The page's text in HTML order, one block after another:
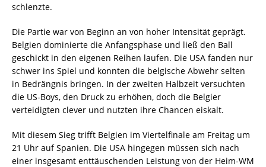
schlenzte.
Die Partie war von Beginn an von hoher Intensität geprägt.
Belgien dominierte die Anfangsphase und ließ den Ball
geschickt in den eigenen Reihen laufen. Die USA fanden nur
schwer ins Spiel und konnten die belgische Abwehr selten
in Bedrängnis bringen. In der zweiten Halbzeit versuchten
die US-Boys, den Druck zu erhöhen, doch die Belgier
verteidigten clever und nutzten ihre Chancen eiskalt.
Mit diesem Sieg trifft Belgien im Viertelfinale am Freitag um
21 Uhr auf Spanien. Die USA hingegen müssen sich nach
einer insgesamt enttäuschenden Leistung von der Heim-WM